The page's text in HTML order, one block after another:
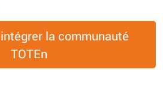
la communauté
TOTEn